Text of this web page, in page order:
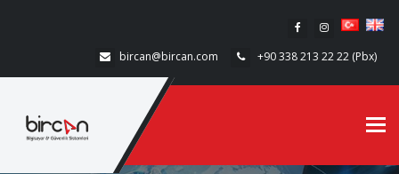
bircan@bircan.com +90 338 213 22 22 (Pbx)